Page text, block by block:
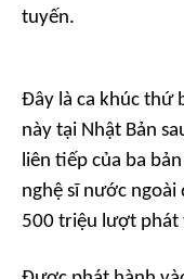
tuyến.
Đây là ca khúc thứ
này tại Nhật Bản
liên tiếp của ba
nghệ sĩ nước
500 triệu lượt